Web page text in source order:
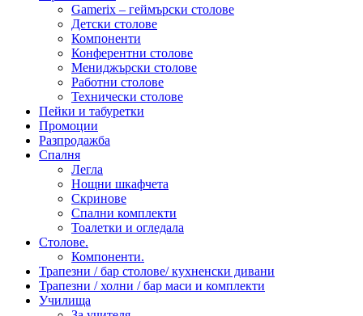
Gamerix – геймърски столове
Детски столове
Компоненти
Конферентни столове
Мениджърски столове
Работни столове
Технически столове
Пейки и табуретки
Промоции
Разпродажба
Спалня
Легла
Нощни шкафчета
Скринове
Спални комплекти
Тоалетки и огледала
Столове.
Компоненти.
Трапезни / бар столове/ кухненски дивани
Трапезни / холни / бар маси и комплекти
Училища